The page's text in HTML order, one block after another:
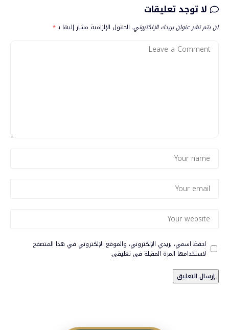
لا توجد تعليقات
لن يتم نشر عنوان بريدك الإلكتروني. الحقول الإلزامية مشار إليها بـ*
احفظ اسمي، بريدي الإلكتروني، والموقع الإلكتروني في هذا المتصفح
لاستخدامها المرة المقبلة في تعليقي.